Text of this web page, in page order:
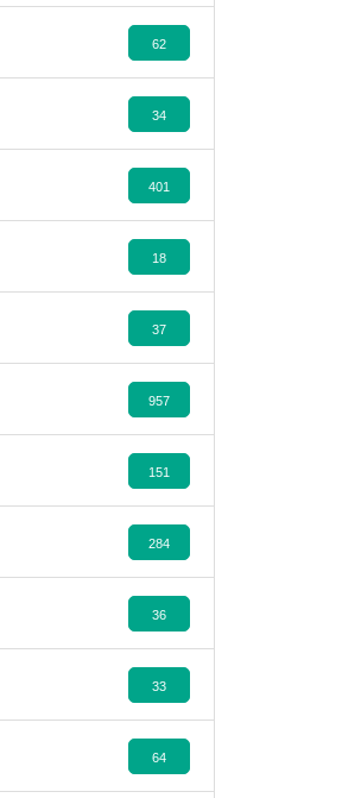
62
34
401
18
37
957
151
284
36
33
64